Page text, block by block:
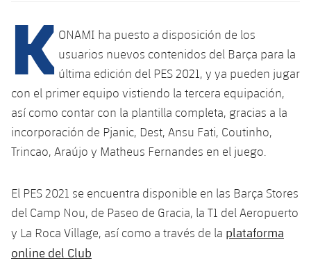
plusicon
más
Instalaciones
Spotify Camp Nou
Palau Blaugrana
Estadi Johan Cruyff
Barça Cafe
plusicon
más
SUB13
SUB12
SUB11 A
SUB11 B
SUB10 B
SUB9 A
SUB13 B
SUB12 C
SUB11 C
Entradas
Gameday Shows
Resultados
Clasificación
Fotos
Historia
Barça Atlètic
Junior
Cadete A
Cadete B
Infantil B
Mini
PLUSICON
MÁS
Primer Equipo
Actualidad
Calendario
Resultados
Clasificaciones
Barça Atlètic
Actualidad
Calendario
Clasificaciones
Base
Actualidad
Juvenil
PLUSICON
MÁS
Primer equipo
plusicon
más
K ONAMI ha puesto a disposición de los
usuarios nuevos contenidos del Barça para la
última edición del PES 2021, y ya pueden jugar
con el primer equipo vistiendo la tercera equipación,
así como contar con la plantilla completa, gracias a la
incorporación de Pjanic, Dest, Ansu Fati, Coutinho,
Trincao, Araújo y Matheus Fernandes en el juego.
El PES 2021 se encuentra disponible en las Barça Stores
del Camp Nou, de Paseo de Gracia, la T1 del Aeropuerto
y La Roca Village, así como a través de la plataforma
online del Club